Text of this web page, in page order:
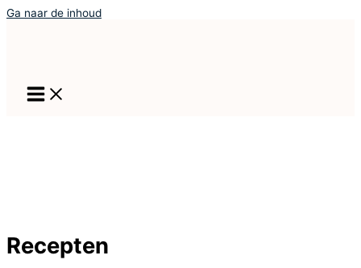
Ga naar de inhoud
Recepten